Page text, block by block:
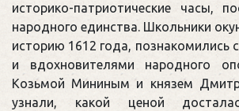
историко-патриотические часы,
народного единства. Школьники
историю 1612 года, познакомились
и вдохновителями народного
Козьмой Мининым и князем
узнали, какой ценой